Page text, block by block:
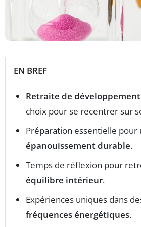
EN BREF
Retraite de
choix pour se recentrer sur
Préparation essentielle pour
épanouissement durable.
Temps de réflexion pour
équilibre intérieur.
Expériences uniques dans
fréquences énergétiques.